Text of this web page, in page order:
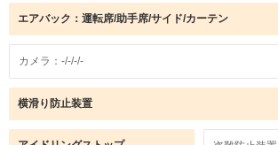
エアバック：運転席/助手席/サイド/カーテン
カメラ：-/-/-/-
横滑り防止装置